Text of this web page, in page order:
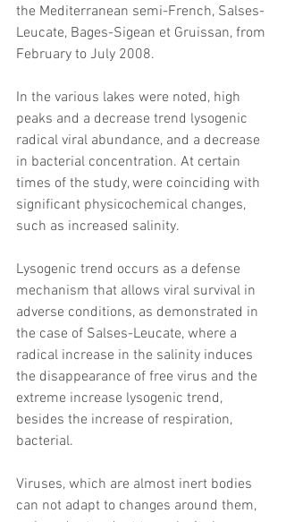
the Mediterranean semi-French, Salses-
Leucate, Bages-Sigean et Gruissan, from
February to July 2008.
In the various lakes were noted, high
peaks and a decrease trend lysogenic
radical viral abundance, and a decrease
in bacterial concentration. At certain
times of the study, were coinciding with
significant physicochemical changes,
such as increased salinity.
Lysogenic trend occurs as a defense
mechanism that allows viral survival in
adverse conditions, as demonstrated in
the case of Salses-Leucate, where a
radical increase in the salinity induces
the disappearance of free virus and the
extreme increase lysogenic trend,
besides the increase of respiration,
bacterial.
Viruses, which are almost inert bodies
can not adapt to changes around them,